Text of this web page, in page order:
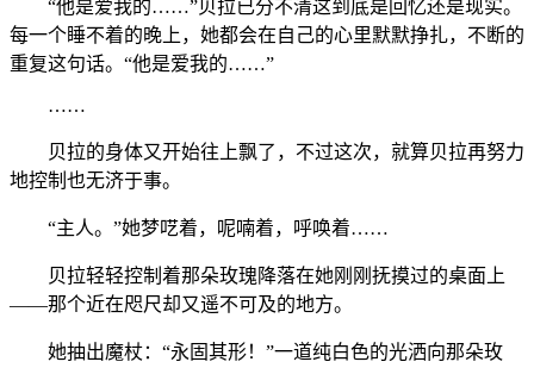
“他是爱我的……”贝拉已分不清这到底是回忆还是现实。
每一个睡不着的晚上，她都会在自己的心里默默挣扎，不断的
重复这句话。“他是爱我的……”
……
贝拉的身体又开始往上飘了，不过这次，就算贝拉再努力
地控制也无济于事。
“主人。”她梦呓着，呢喃着，呼唤着……
贝拉轻轻控制着那朵玫瑰降落在她刚刚抚摸过的桌面上
——那个近在咫尺却又遥不可及的地方。
她抽出魔杖：“永固其形！”一道纯白色的光洒向那朵玫